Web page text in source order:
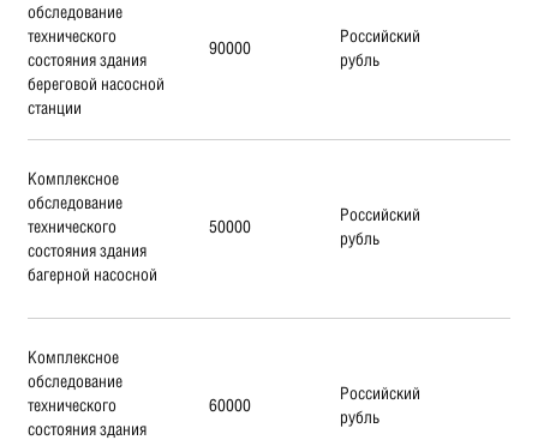
обследование
технического
состояния здания
береговой насосной
станции
90000
Российский
рубль
Комплексное
обследование
технического
состояния здания
багерной насосной
50000
Российский
рубль
Комплексное
обследование
технического
состояния здания
60000
Российский
рубль